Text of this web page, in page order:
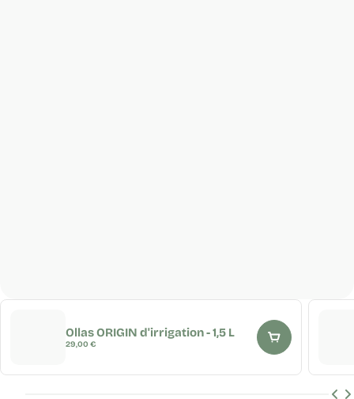
Ollas ORIGIN d'irrigation - 1,5 L
Prix
29,00 €